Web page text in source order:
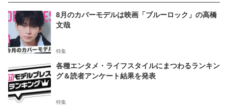
8月のカバーモデルは映画「ブルーロック」の高橋
文哉
特集
各種エンタメ・ライフスタイルにまつわるランキン
グ＆読者アンケート結果を発表
特集